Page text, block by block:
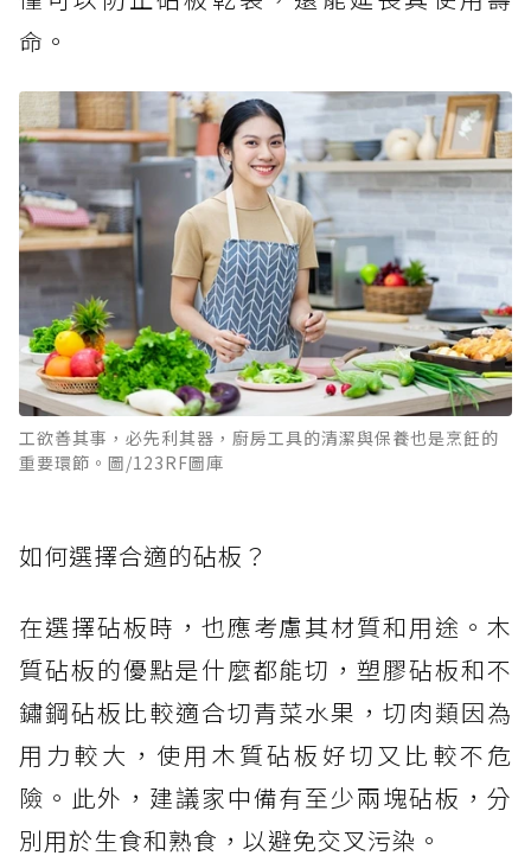
命。
工欲善其事，必先利其器，廚房工具的清潔與保養也是烹飪的
重要環節。圖/123RF圖庫
如何選擇合適的砧板？
在選擇砧板時，也應考慮其材質和用途。木
質砧板的優點是什麼都能切，塑膠砧板和不
鏽鋼砧板比較適合切青菜水果，切肉類因為
用力較大，使用木質砧板好切又比較不危
險。此外，建議家中備有至少兩塊砧板，分
別用於生食和熟食，以避免交叉污染。